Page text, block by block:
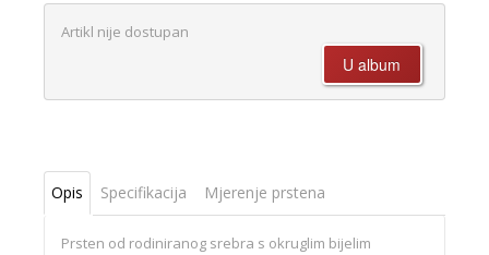
Artikl nije dostupan
Opis Specifikacija Mjerenje prstena
Prsten od rodiniranog srebra s okruglim bijelim